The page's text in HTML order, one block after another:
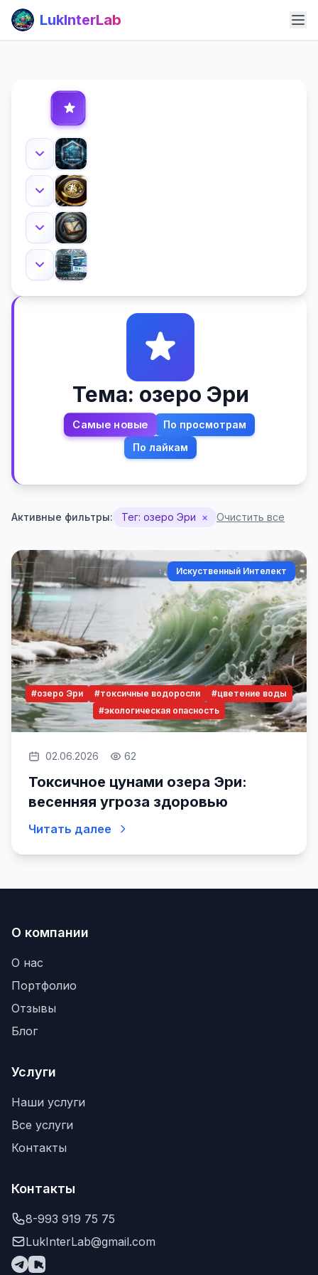
LukInterLab
Тема: озеро Эри
Самые новые
По просмотрам
По лайкам
Активные фильтры: Тег: озеро Эри × Очистить все
Искуственный Интелект
#озеро Эри #токсичные водоросли
#цветение воды
#экологическая опасность
02.06.2026 62
Токсичное цунами озера Эри:
весенняя угроза здоровью
Читать далее
О компании
О нас
Портфолио
Отзывы
Блог
Услуги
Наши услуги
Все услуги
Контакты
Контакты
8-993 919 75 75
LukInterLab@gmail.com